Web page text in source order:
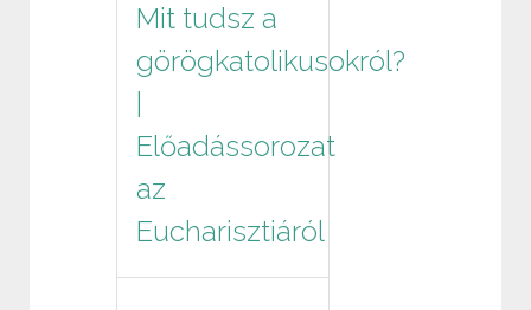
Mit tudsz a
görögkatolikusokról?
Előadássorozat
az
Eucharisztiáról